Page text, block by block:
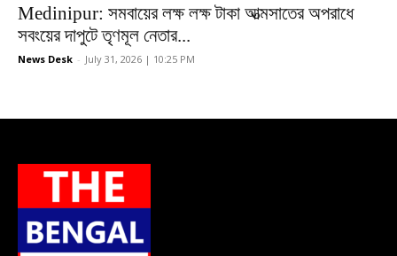
Medinipur: সমবায়ের লক্ষ লক্ষ টাকা আত্মসাতের অপরাধে
সবংয়ের দাপুটে তৃণমূল নেতার...
News Desk - July 31, 2026 | 10:25 PM